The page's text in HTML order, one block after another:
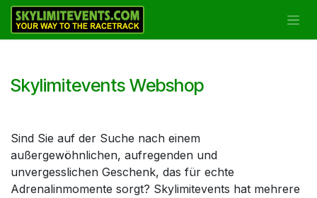
Zum Inhalt springen
Skylimitevents Webshop
Sind Sie auf der Suche nach einem
außergewöhnlichen, aufregenden und
unvergesslichen Geschenk, das für echte
Adrenalinmomente sorgt? Skylimitevents hat mehrere